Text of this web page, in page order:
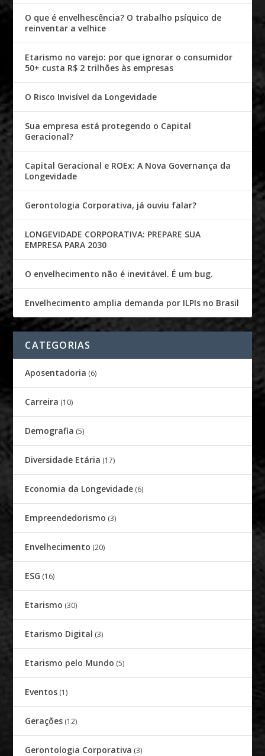
O que é envelhescência? O trabalho psíquico de
reinventar a velhice
Etarismo no varejo: por que ignorar o consumidor
50+ custa R$ 2 trilhões às empresas
O Risco Invisível da Longevidade
Sua empresa está protegendo o Capital
Geracional?
Capital Geracional e ROEx: A Nova Governança da
Longevidade
Gerontologia Corporativa, já ouviu falar?
LONGEVIDADE CORPORATIVA: PREPARE SUA
EMPRESA PARA 2030
O envelhecimento não é inevitável. É um bug.
Envelhecimento amplia demanda por ILPIs no Brasil
CATEGORIAS
Aposentadoria (6)
Carreira (10)
Demografia (5)
Diversidade Etária (17)
Economia da Longevidade (6)
Empreendedorismo (3)
Envelhecimento (20)
ESG (16)
Etarismo (30)
Etarismo Digital (3)
Etarismo pelo Mundo (5)
Eventos (1)
Gerações (12)
Gerontologia Corporativa (3)